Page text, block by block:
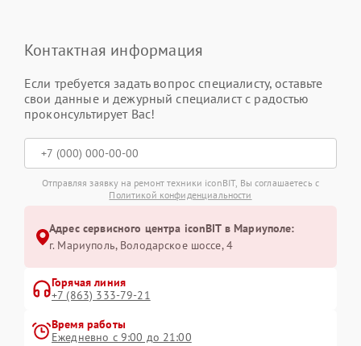
Контактная информация
Если требуется задать вопрос специалисту, оставьте
свои данные и дежурный специалист с радостью
проконсультирует Вас!
Отправляя заявку на ремонт техники iconBIT, Вы соглашаетесь с
Политикой конфиденциальности
Адрес сервисного центра iconBIT в Мариуполе:
г. Мариуполь, Володарское шоссе, 4
Горячая линия
+7 (863) 333-79-21
Время работы
Ежедневно с 9:00 до 21:00